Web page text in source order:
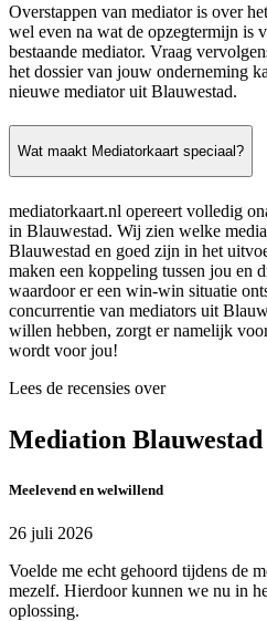
Overstappen van mediator is over
wel even na wat de opzegtermijn is
bestaande mediator. Vraag
het dossier van jouw onderneming
nieuwe mediator uit Blauwestad.
Wat maakt Mediatorkaart speciaal?
mediatorkaart.nl opereert volledig
in Blauwestad. Wij zien welke
Blauwestad en goed zijn in het
maken een koppeling tussen jou en
waardoor er een win-win situatie
concurrentie van mediators uit
willen hebben, zorgt er namelijk
wordt voor jou!
Lees de recensies over
Mediation Blauwestad
Meelevend en welwillend
26 juli 2026
Voelde me echt gehoord tijdens de
mezelf. Hierdoor kunnen we nu in
oplossing.